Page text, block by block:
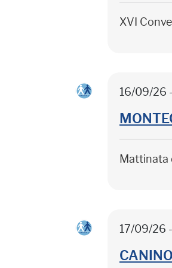
XVI
16/09/26
Mattinata
17/09/26